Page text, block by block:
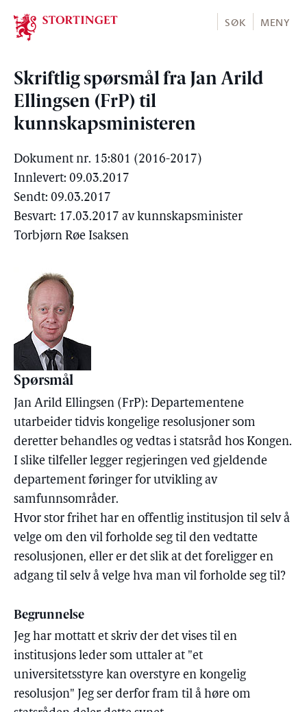
Stortinget.no
SØK MENY
Skriftlig spørsmål fra Jan Arild
Ellingsen (FrP) til
kunnskapsministeren
Dokument nr. 15:801 (2016-2017)
Innlevert: 09.03.2017
Sendt: 09.03.2017
Besvart: 17.03.2017 av kunnskapsminister
Torbjørn Røe Isaksen
Spørsmål
Jan Arild Ellingsen (FrP): Departementene
utarbeider tidvis kongelige resolusjoner som
deretter behandles og vedtas i statsråd hos Kongen.
I slike tilfeller legger regjeringen ved gjeldende
departement føringer for utvikling av
samfunnsområder.
Hvor stor frihet har en offentlig institusjon til selv å
velge om den vil forholde seg til den vedtatte
resolusjonen, eller er det slik at det foreligger en
adgang til selv å velge hva man vil forholde seg til?
Begrunnelse
Jeg har mottatt et skriv der det vises til en
institusjons leder som uttaler at "et
universitetsstyre kan overstyre en kongelig
resolusjon" Jeg ser derfor fram til å høre om